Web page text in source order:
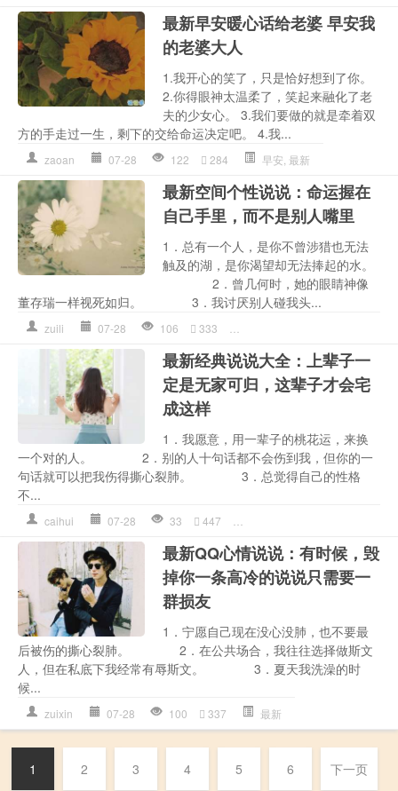
最新早安暖心话给老婆 早安我
的老婆大人
1.我开心的笑了，只是恰好想到了你。
2.你得眼神太温柔了，笑起来融化了老
夫的少女心。 3.我们要做的就是牵着双
方的手走过一生，剩下的交给命运决定吧。 4.我...
zaoan 07-28 122 284 早安 最新
最新空间个性说说：命运握在
自己手里，而不是别人嘴里
1．总有一个人，是你不曾涉猎也无法
触及的湖，是你渴望却无法捧起的水。
2．曾几何时，她的眼睛神像
董存瑞一样视死如归。 3．我讨厌别人碰我头...
zuili 07-28 106 333
最新经典说说大全：上辈子一
定是无家可归，这辈子才会宅
成这样
1．我愿意，用一辈子的桃花运，来换
一个对的人。 2．别的人十句话都不会伤到我，但你的一
句话就可以把我伤得撕心裂肺。 3．总觉得自己的性格
不...
caihui 07-28 33 447
最新QQ心情说说：有时候，毁
掉你一条高冷的说说只需要一
群损友
1．宁愿自己现在没心没肺，也不要最
后被伤的撕心裂肺。 2．在公共场合，我往往选择做斯文
人，但在私底下我经常有辱斯文。 3．夏天我洗澡的时
候...
zuixin 07-28 100 337 最新
1 2 3 4 5 6 下一页